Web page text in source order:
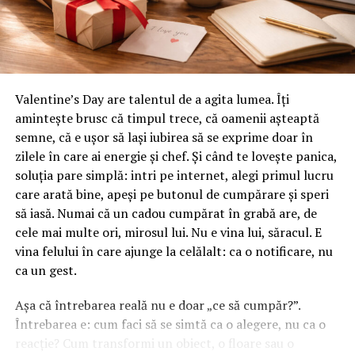
și 6063. Seria 6000 oferă un echilibru bun între
rezistență, ușurință în prelucrare și rezistență la
coroziune.
Aliajul 6061-T6, de exemplu, are o limită de curgere de
aproximativ 276 MPa, ceea ce e suficient pentru aplicații
structurale ușoare și medii. 6063-T5 e puțin mai moale
dar se extrudează excelent, adică e ideal pentru profile
cu forme complexe, cum ar fi cele hexagonale sau
tubulare folosite la picioarele pavilionului.
Dacă cineva îți vinde un pavilion din „aluminiu” fără să
specifice aliajul, ridică o sprânceană. Nu e neapărat o
problemă, dar merită să întrebi. Diferența între un aliaj
bun și unul de serie inferioară poate fi semnificativă în
privința rigidității și a duratei de viață.
Oțelul: forță brută, preț accesibil,
toți cei care cumpără un bilet la comedia „În pielea mea”
vor primi un premiu garantat din partea Avon.
cumpărat bilet la filmul „În pielea mea” se pot înscrie în
cursa pentru un iPhone 17 Pro Max, încărcând dovada
achiziției biletului la cinema în formularul dedicat
concursului, premiul fiind oferit prin tragere la sorți pe
24 februarie.
După proiecțiile speciale din Arad, Timișoara, Alba Iulia,
Sibiu, Brașov, Cluj-Napoca, Baia Mare, Oradea, cu săli
pline, multe aplauze, râsete și discuții îndelungate cu
spectatorii curioși și încântați de poveste și de
în mai multe orașe.
Valentine’s Day are talentul de a agita lumea. Îți
amintește brusc că timpul trece, că oamenii așteaptă
semne, că e ușor să lași iubirea să se exprime doar în
zilele în care ai energie și chef. Și când te lovește panica,
soluția pare simplă: intri pe internet, alegi primul lucru
care arată bine, apeși pe butonul de cumpărare și speri
să iasă. Numai că un cadou cumpărat în grabă are, de
cele mai multe ori, mirosul lui. Nu e vina lui, săracul. E
vina felului în care ajunge la celălalt: ca o notificare, nu
ca un gest.
Așa că întrebarea reală nu e doar „ce să cumpăr?”.
Întrebarea e: cum faci să se simtă ca o alegere, nu ca o
reacție? Cum transformi un obiect, o floare sau o